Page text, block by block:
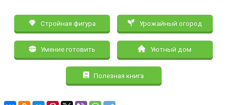
Стройная фигура Урожайный огород
Умение готовить Уютный дом
Полезная книга